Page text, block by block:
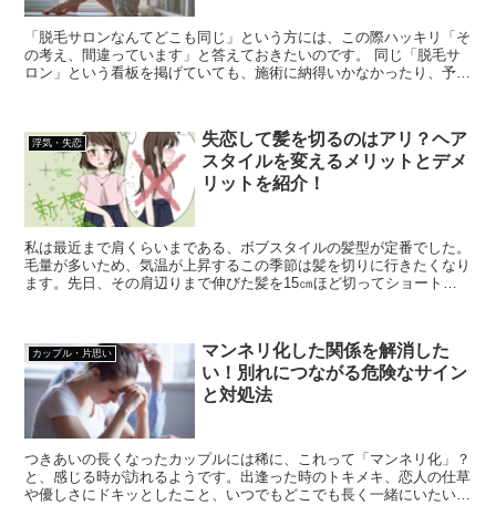
「脱毛サロンなんてどこも同じ」という方には、この際ハッキリ「そ
の考え、間違っています」と答えておきたいのです。 同じ「脱毛サ
ロン」という看板を掲げていても、施術に納得いかなかったり、予約
浮気・失恋
失恋して髪を切るのはアリ？ヘア
スタイルを変えるメリットとデメ
リットを紹介！
私は最近まで肩くらいまである、ボブスタイルの髪型が定番でした。
毛量が多いため、気温が上昇するこの季節は髪を切りに行きたくなり
ます。先日、その肩辺りまで伸びた髪を15㎝ほど切ってショートヘ
カップル・片思い
マンネリ化した関係を解消した
い！別れにつながる危険なサイン
と対処法
つきあいの長くなったカップルには稀に、これって「マンネリ化」？
と、感じる時が訪れるようです。出逢った時のトキメキ、恋人の仕草
や優しさにドキッとしたこと、いつでもどこでも長く一緒にいたいと